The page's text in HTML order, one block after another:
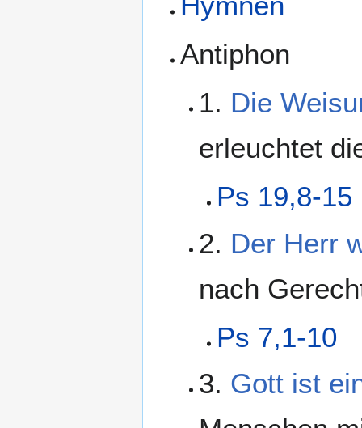
Antiphon
1. Die
erleuchtet
Ps 19,8-15
2. Der Herr
nach
Ps 7,1-10
3. Gott ist